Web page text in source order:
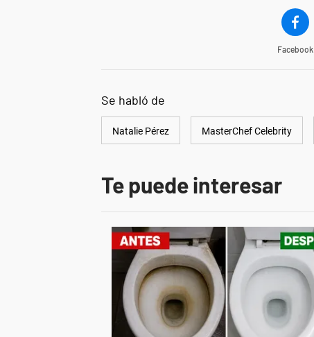
Facebook
Se habló de
Natalie Pérez MasterChef Celebrity
Te puede interesar